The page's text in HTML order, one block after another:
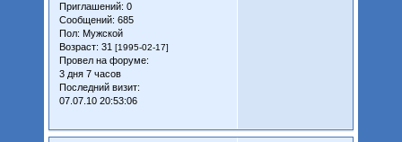
Приглашений: 0
Сообщений: 685
Пол: Мужской
Возраст: 31 [1995-02-17]
Провел на форуме:
3 дня 7 часов
Последний визит:
07.07.10 20:53:06